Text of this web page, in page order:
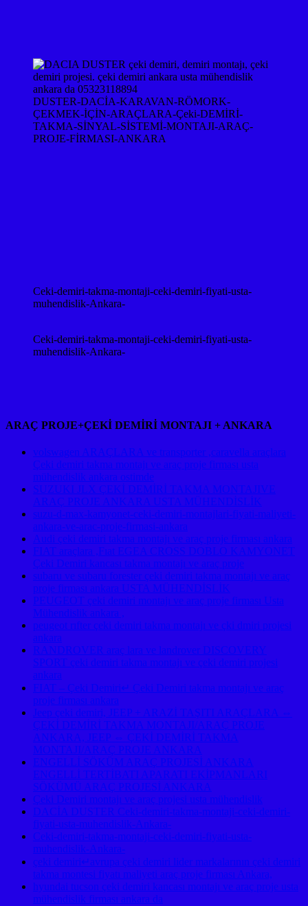
DUSTER-DACİA-KARAVAN-RÖMORK-
ÇEKMEK-İÇİN-ARAÇLARA-Çeki-DEMİRİ-
TAKMA-SİNYAL-SİSTEMİ-MONTAJI-ARAÇ-
PROJE-FİRMASI-ANKARA
Ceki-demiri-takma-montaji-ceki-demiri-fiyati-usta-
muhendislik-Ankara-
Ceki-demiri-takma-montaji-ceki-demiri-fiyati-usta-
muhendislik-Ankara-
ARAÇ PROJE+ÇEKİ DEMİRİ MONTAJI + ANKARA
volswagen ARAÇLARA ve transporter ,caravella araçlara
Çeki demiri takma montajı ve araç proje firması usta
mühendislik ankara ostimde
SUZUKI JLX ÇEKİ DEMİRİ TAKMA MONTAJIVE
ARAÇ PROJE ANKARA USTA MÜHENDİSLİK
suzu-d-max-kamyonet-ceki-demiri-montajlari-fiyati-maliyeti-
ankara-ve-arac-proje-firmasi-ankara
Audi çeki demiri takma montajı ve araç proje firması ankara
FIAT araçlara ,Fıat EGEA CROSS DOBLO KAMYONET
Çeki Demiri kancası takma montajı ve araç proje
subaru ve subaru forester çeki demiri takma montajı ve araç
proje firması ankara USTA MÜHENDİSLİK
PEUGEOT çeki demiri montajı ve araç proje firması Usta
Mühendislik ankara ,
peugeot rıfter çeki demiri takma montajı ve çki dmiri projesi
ankara
RANDROVER araç lara ve landrover DISCOVERY
SPORT çeki demiri takma montajı ve çeki demiri projesi
ankara
FIAT – Çeki Demiri↵ Çeki Demiri takma montajı ve araç
proje firması ankara
Jeep çeki demiri, JEEP + ARAZİ TAŞITI ARAÇLARA ⇔
ÇEKİ DEMİRİ TAKMA MONTAJI/ARAÇ PROJE
ANKARA, JEEP ⇔ ÇEKİ DEMİRİ TAKMA
MONTAJI/ARAÇ PROJE ANKARA
ENGELLİ SÖKÜM ARAÇ PROJESİ ANKARA
ENGELLİ TERTİBATI APARATI EKİPMANLARI
SÖKÜMÜ ARAÇ PROJESİ ANKARA
Çeki Demiri montajı ve araç projesi usta mühendislik
DACİA DUSTER Ceki-demiri-takma-montaji-ceki-demiri-
fiyati-usta-muhendislik-Ankara-
Ceki-demiri-takma-montaji-ceki-demiri-fiyati-usta-
muhendislik-Ankara-
çeki demiri↵avrupa çeki demiri lider markalarının çeki demiri
takma montesi fiyatı maliyeti araç proje firması Ankara,
hyundai tucson çeki demiri kancası montajı ve araç proje usta
mühendislik firması ankara da